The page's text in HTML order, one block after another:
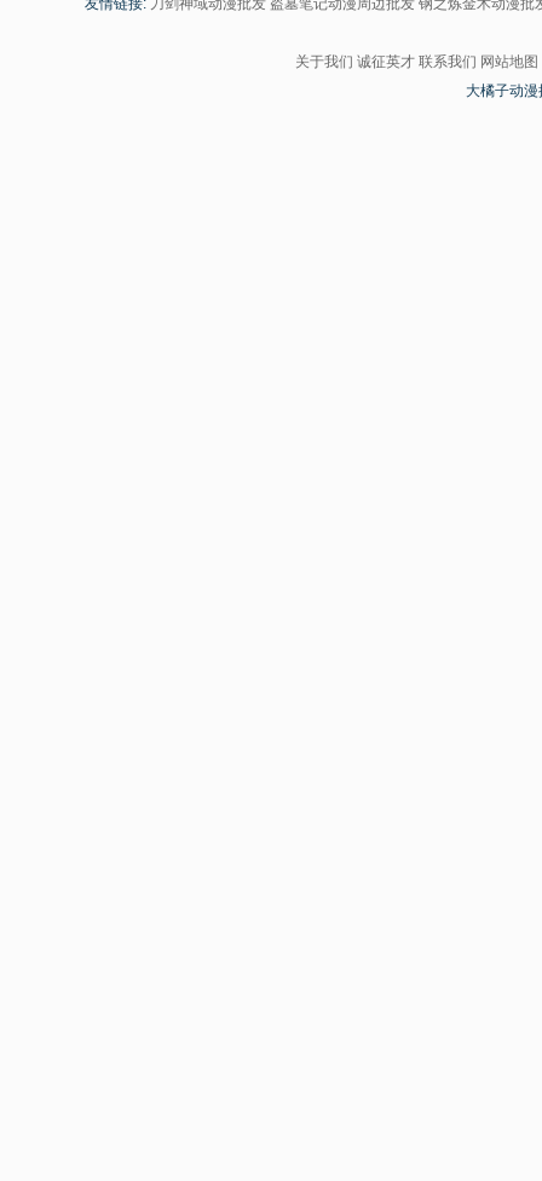
友情链接: 刀剑神域动漫批发 盗墓笔记动漫周边批发 钢之炼金术动漫批
关于我们 诚征英才 联系我们 网站地图
大橘子动